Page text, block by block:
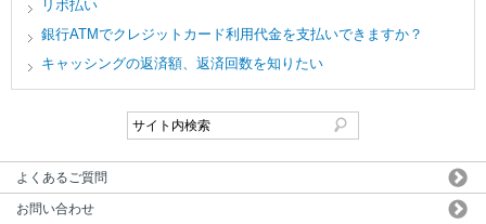
リボ払い
銀行ATMでクレジットカード利用代金を支払いできますか？
キャッシングの返済額、返済回数を知りたい
よくあるご質問
お問い合わせ